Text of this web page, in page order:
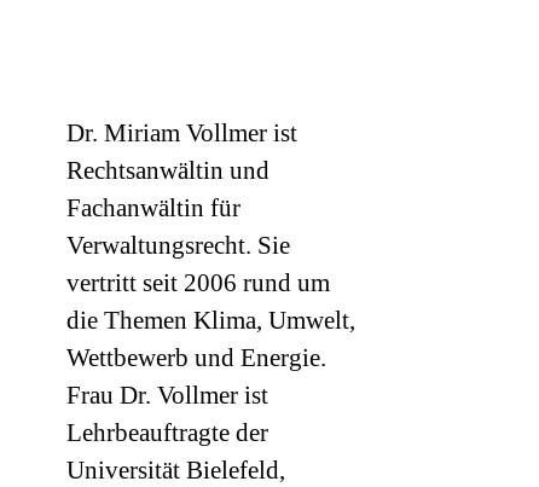
Dr. Miriam Vollmer ist
Rechtsanwältin und
Fachanwältin für
Verwaltungsrecht. Sie
vertritt seit 2006 rund um
die Themen Klima, Umwelt,
Wettbewerb und Energie.
Frau Dr. Vollmer ist
Lehrbeauftragte der
Universität Bielefeld,